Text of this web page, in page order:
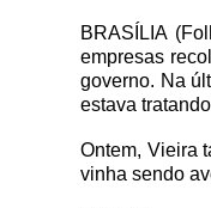
BRASÍLIA
empresas
governo. Na
estava
Ontem, Vieira
vinha sendo